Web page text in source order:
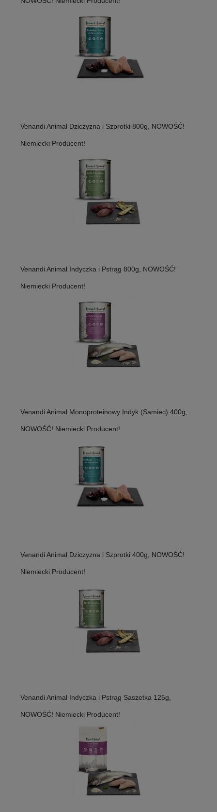
Venandi Animal Dziczyzna i Szprotki 800g, NOWOŚĆ!
Niemiecki Producent!
Venandi Animal Indyczka i Pstrąg 800g, NOWOŚĆ!
Niemiecki Producent!
Venandi Animal Monoproteinowy Indyk (Samiec) 400g,
NOWOŚĆ! Niemiecki Producent!
Venandi Animal Dziczyzna i Szprotki 400g, NOWOŚĆ!
Niemiecki Producent!
Venandi Animal Indyczka i Pstrąg Saszetka 125g,
NOWOŚĆ! Niemiecki Producent!